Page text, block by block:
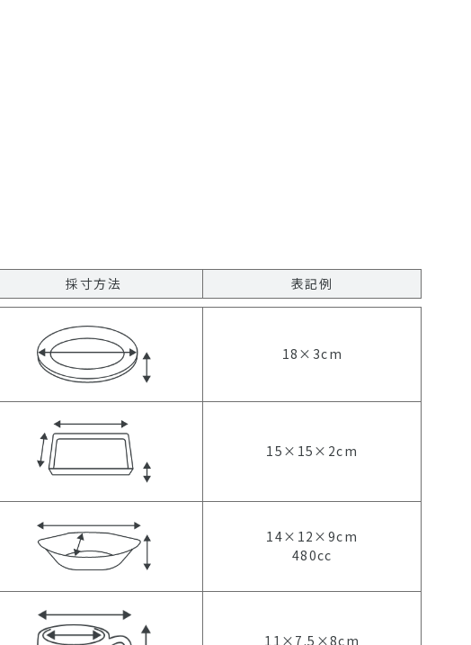
採寸方法 表記例
18×3cm
15×15×2cm
14×12×9cm
480cc
11×7.5×8cm